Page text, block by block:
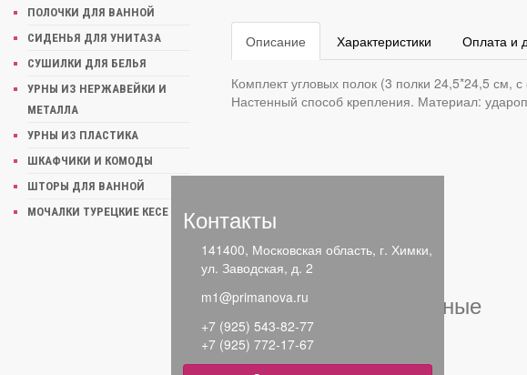
ПОЛОЧКИ ДЛЯ ВАННОЙ
СИДЕНЬЯ ДЛЯ УНИТАЗА
СУШИЛКИ ДЛЯ БЕЛЬЯ
УРНЫ ИЗ НЕРЖАВЕЙКИ И
МЕТАЛЛА
УРНЫ ИЗ ПЛАСТИКА
ШКАФЧИКИ И КОМОДЫ
ШТОРЫ ДЛЯ ВАННОЙ
МОЧАЛКИ ТУРЕЦКИЕ КЕСЕ
Описание Характеристики Оплата и
Комплект угловых полок (3 полки 24,5*24,5 см,
Настенный способ крепления. Материал:
Похожие товары
Недавно просмотренные
Контакты
141400, Московская область, г. Химки,
ул. Заводская, д. 2
m1@primanova.ru
+7 (925) 543-82-77
+7 (925) 772-17-67